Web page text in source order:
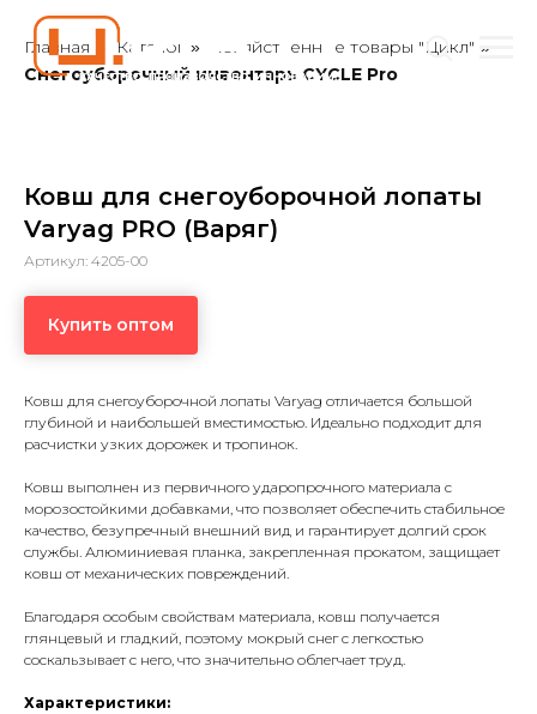
Главная Каталог » Хозяйственные товары "Цикл" »
Снегоуборочный инвентарь CYCLE Pro
Ковш для снегоуборочной лопаты
Varyag PRO (Варяг)
Артикул: 4205-00
Купить оптом
Ковш для снегоуборочной лопаты Varyag отличается большой
глубиной и наибольшей вместимостью. Идеально подходит для
расчистки узких дорожек и тропинок.
Ковш выполнен из первичного ударопрочного материала с
морозостойкими добавками, что позволяет обеспечить стабильное
качество, безупречный внешний вид и гарантирует долгий срок
службы. Алюминиевая планка, закрепленная прокатом, защищает
ковш от механических повреждений.
Благодаря особым свойствам материала, ковш получается
глянцевый и гладкий, поэтому мокрый снег с легкостью
соскальзывает с него, что значительно облегчает труд.
Характеристики: